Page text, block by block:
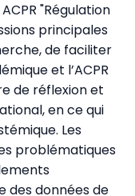
"Régulation
principales
de faciliter
et l’ACPR
de réflexion et
en ce qui
Les
problématiques
des données de